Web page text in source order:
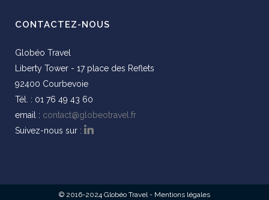
CONTACTEZ-NOUS
Globéo Travel
Liberty Tower - 17 place des Reflets
92400 Courbevoie
Tél. : 01 76 49 43 60
email : contact@globeotravel.fr
Suivez-nous sur :
© 2016-2024 Globéo Travel - Mentions légales